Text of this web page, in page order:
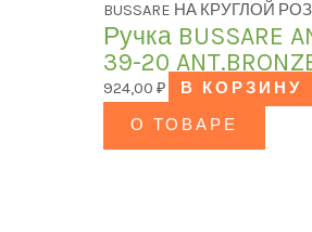
BUSSARE НА КРУГЛОЙ
Ручка BUSSARE
39-20
924,00₽
В КОРЗИНУ
О ТОВАРЕ